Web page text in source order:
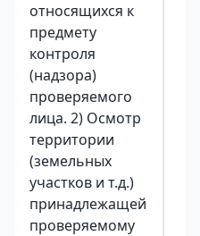
относящихся к
предмету
контроля
(надзора)
проверяемого
лица. 2) Осмотр
территории
(земельных
участков и т.д.)
принадлежащей
проверяемому